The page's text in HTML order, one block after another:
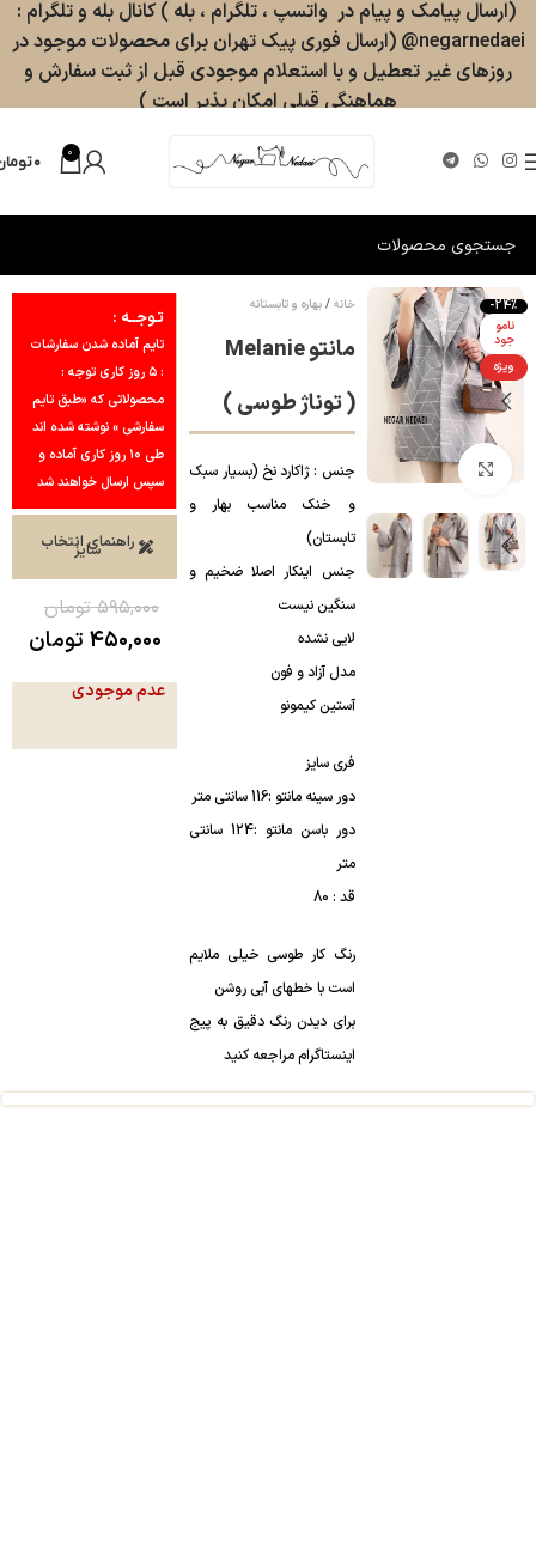
0 ۰
-24%
نامو
جود
ویژه
بزرگنمایی تصویر
خانه بهاره و تابستانه
مانتو Melanie
( توناژ طوسی )
جنس : ژاکارد نخ (بسیار سبک
و خنک مناسب بهار و
تابستان)
جنس اینکار اصلا ضخیم و
سنگین نیست
لایی نشده
مدل آزاد و فون
آستین کیمونو
فری سایز
دور سینه مانتو :116 سانتی متر
دور باسن مانتو :124 سانتی
متر
قد : 80
رنگ کار طوسی خیلی ملایم
است با خطهای آبی روشن
برای دیدن رنگ دقیق به پیج
اینستاگرام مراجعه کنید
تـوجــه :
تایم آماده شدن سفارشات
: ۵ روز کاری توجه :
محصولاتی که «طبق تایم
سفارشی » نوشته شده اند
طی ۱۰ روز کاری آماده و
سپس ارسال خواهند شد
راهنمای انتخاب
سایز
۵۹۵,۰۰۰ تومان
۴۵۰,۰۰۰ تومان
عدم موجودی
(ارسال پیامک و پیام در واتسپ ، تلگرام ، بله ) کانال بله و تلگرام :
negarnedaei@ (ارسال فوری پیک تهران برای محصولات موجود در
روزهای غیر تعطیل و با استعلام موجودی قبل از ثبت سفارش و
هماهنگی قبلی امکان پذیر است )